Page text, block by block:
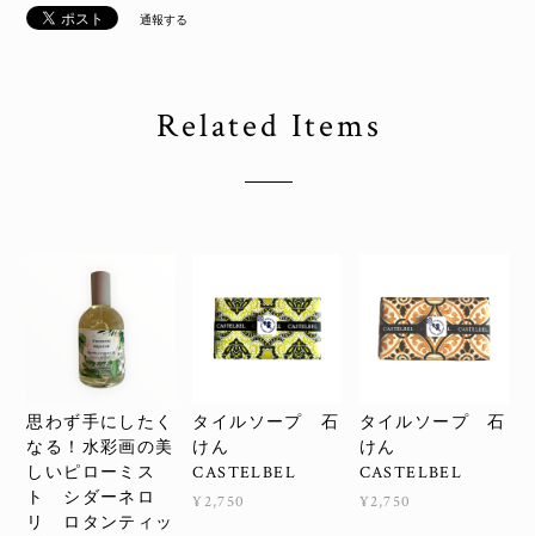
通報する
Related Items
思わず手にしたく
なる！水彩画の美
しいピローミス
ト シダーネロ
リ ロタンティッ
タイルソープ 石
けん
CASTELBEL
¥2,750
タイルソープ 石
けん
CASTELBEL
¥2,750